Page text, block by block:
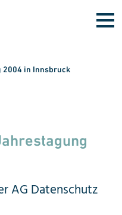
2004 in Innsbruck
AG Datenschutz